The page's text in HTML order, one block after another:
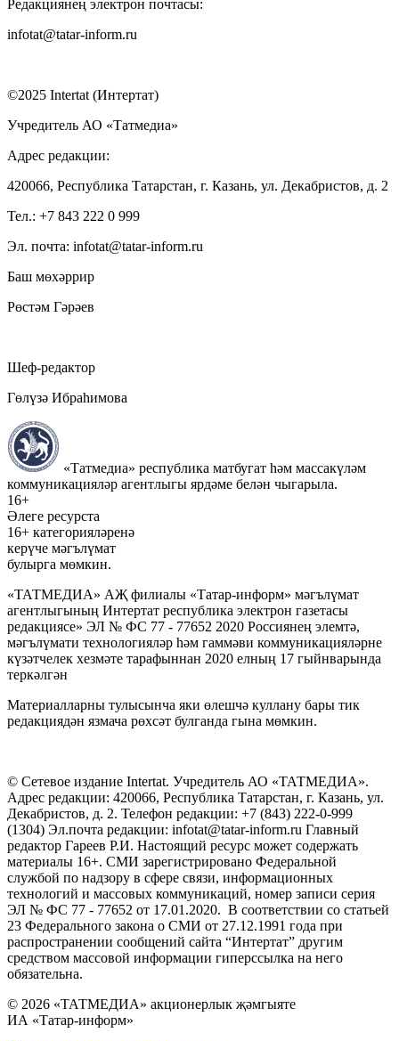
Редакциянең электрон почтасы:
infotat@tatar-inform.ru
©2025 Intertat (Интертат)
Учредитель АО «Татмедиа»
Адрес редакции:
420066, Республика Татарстан, г. Казань, ул. Декабристов, д. 2
Тел.: +7 843 222 0 999
Эл. почта: infotat@tatar-inform.ru
Баш мөхәррир
Рөстәм Гәрәев
Шеф-редактор
Гөлүзә Ибраһимова
«Татмедиа» республика матбугат һәм массакүләм
коммуникацияләр агентлыгы ярдәме белән чыгарыла.
16+
Әлеге ресурста
16+ категорияләренә
керүче мәгълүмат
булырга мөмкин.
«ТАТМЕДИА» АҖ филиалы «Татар-информ» мәгълүмат
агентлыгының Интертат республика электрон газетасы
редакциясе» ЭЛ № ФС 77 - 77652 2020 Россиянең элемтә,
мәгълүмати технологияләр һәм гаммәви коммуникацияләрне
күзәтчелек хезмәте тарафыннан 2020 елның 17 гыйнварында
теркәлгән
Материалларны тулысынча яки өлешчә куллану бары тик
редакциядән язмача рөхсәт булганда гына мөмкин.
© Сетевое издание Intertat. Учредитель АО «ТАТМЕДИА».
Адрес редакции: 420066, Республика Татарстан, г. Казань, ул.
Декабристов, д. 2. Телефон редакции: +7 (843) 222-0-999
(1304) Эл.почта редакции: infotat@tatar-inform.ru Главный
редактор Гареев Р.И. Настоящий ресурс может содержать
материалы 16+. СМИ зарегистрировано Федеральной
службой по надзору в сфере связи, информационных
технологий и массовых коммуникаций, номер записи серия
ЭЛ № ФС 77 - 77652 от 17.01.2020. В соответствии со статьей
23 Федерального закона о СМИ от 27.12.1991 года при
распространении сообщений сайта “Интертат” другим
средством массовой информации гиперссылка на него
обязательна.
© 2026 «ТАТМЕДИА» акционерлык җәмгыяте
ИА «Татар-информ»